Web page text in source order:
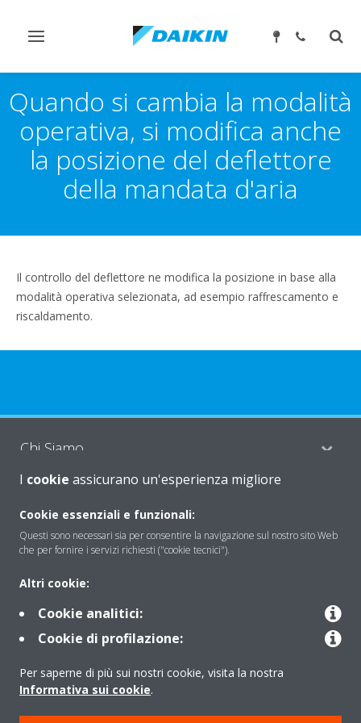
Attiva/disattiva
Quando si cambia la modalità
operativa, si modifica anche
la posizione del deflettore
della mandata d'aria
Il controllo del deflettore ne modifica la posizione in base alla
modalità operativa selezionata, ad esempio raffrescamento e
riscaldamento.
Chi Siamo
Soluzioni
Periodo di supporto definito
Gruppo Daikin Europe
I cookie assicurano un'esperienza migliore
Cookie essenziali e funzionali:
Questi sono necessari sia per consentire la navigazione sul nostro sito Web
che per fornire i servizi richiesti ("cookie tecnici").
Altri cookie:
Cookie analitici:
Cookie di profilazione:
Per saperne di più sui nostri cookie, visita la nostra
Informativa sui cookie.